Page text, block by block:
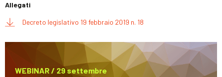
Allegati
Decreto legislativo 19 febbraio 2019 n. 18
WEBINAR / 29 settembre